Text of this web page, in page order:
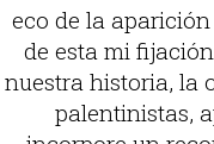
eco de la
de esta mi
nuestra historia, la
palentinistas,